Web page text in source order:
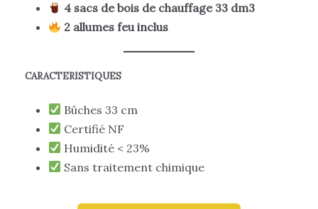
4 sacs de bois de chauffage 33 dm3
2 allumes feu inclus
CARACTERISTIQUES
Bûches 33 cm
Certifié NF
Humidité < 23%
Sans traitement chimique